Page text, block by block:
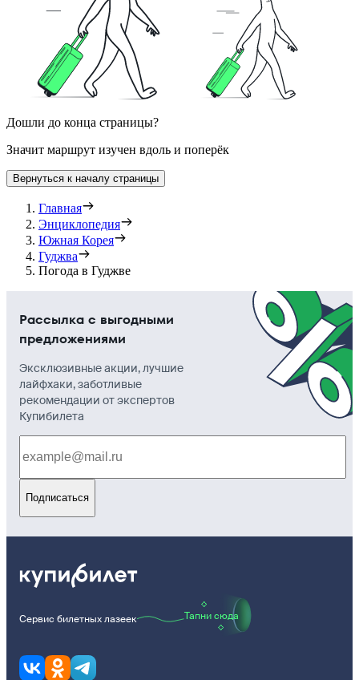
Дошли до конца страницы?
Значит маршрут изучен вдоль и поперёк
Вернуться к началу страницы
Главная
Энциклопедия
Южная Корея
Гуджва
Погода в Гуджве
Рассылка с выгодными
предложениями
Эксклюзивные акции, лучшие
лайфхаки, заботливые
рекомендации от экспертов
Купибилета
Подписаться
Сервис билетных лазеек Тапни сюда